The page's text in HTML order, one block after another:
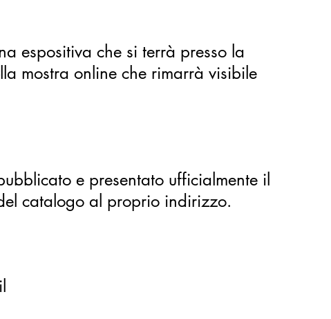
espositiva che si terrà presso la
mostra online che rimarrà visibile
e presentato ufficialmente il
catalogo al proprio indirizzo.